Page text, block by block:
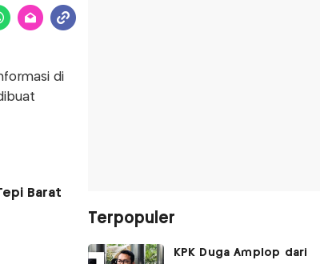
di
Barat
Terpopuler
KPK Duga Amplop dari